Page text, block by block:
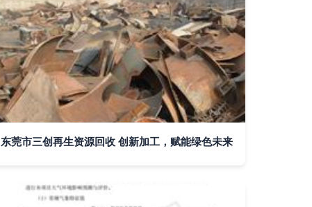
东莞市三创再生资源回收 创新加工，赋能绿色未来